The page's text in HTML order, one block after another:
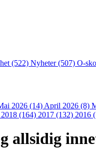
(522) Nyheter (507) O-
2026 (14) April 2026 (8)
2018 (164) 2017 (132) 2016
allsidig